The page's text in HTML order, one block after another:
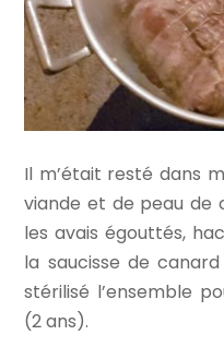
Il m’était resté dans
viande et de peau de
les avais égouttés,
la saucisse de
stérilisé l’ensemble
(2 ans).